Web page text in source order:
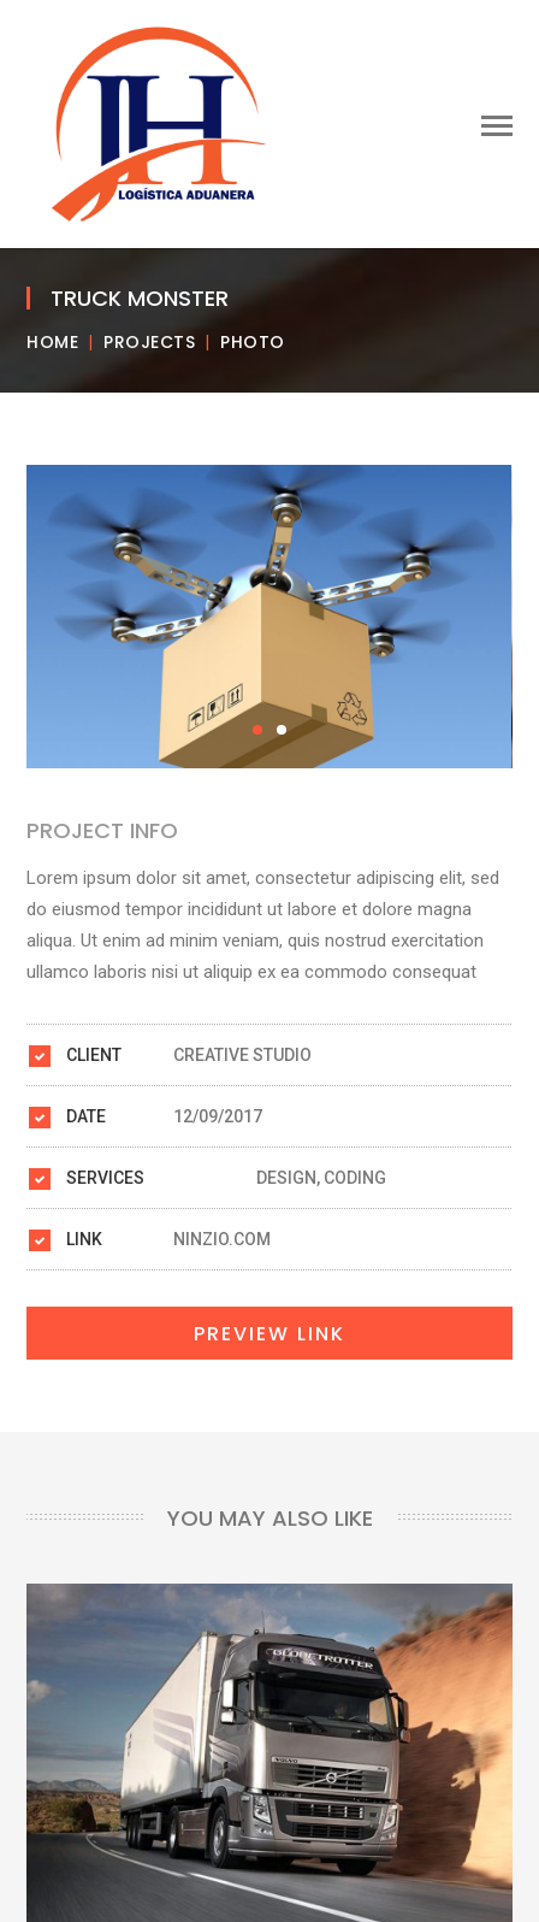
TRUCK MONSTER
HOME PROJECTS PHOTO
PROJECT INFO
Lorem ipsum dolor sit amet, consectetur adipiscing elit, sed
do eiusmod tempor incididunt ut labore et dolore magna
aliqua. Ut enim ad minim veniam, quis nostrud exercitation
ullamco laboris nisi ut aliquip ex ea commodo consequat
CLIENT CREATIVE STUDIO
DATE 12/09/2017
SERVICES DESIGN, CODING
LINK NINZIO.COM
PREVIEW LINK
YOU MAY ALSO LIKE